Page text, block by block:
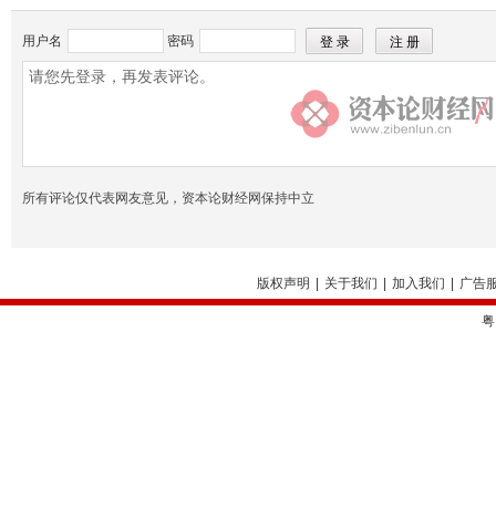
用户名 密码
所有评论仅代表网友意见，资本论财经网保持中立
版权声明 关于我们 加入我们 广告